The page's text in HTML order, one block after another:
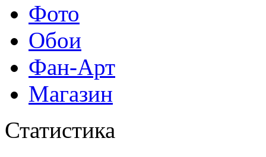
Фото
Обои
Фан-Арт
Магазин
Статистика